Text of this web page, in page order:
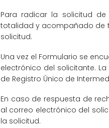
Para radicar la solicitud de
totalidad y acompañado de
solicitud.
Una vez el Formulario se
electrónico del solicitante.
de Registro Único de
En caso de respuesta de
al correo electrónico del
la solicitud.